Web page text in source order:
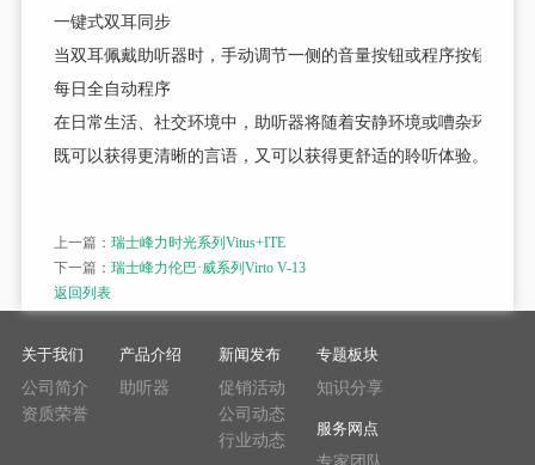
一键式双耳同步
当双耳佩戴助听器时，手动调节一侧的音量按钮或程序按钮，
每日全自动程序
在日常生活、社交环境中，助听器将随着安静环境或嘈杂环境
既可以获得更清晰的言语，又可以获得更舒适的聆听体验。
上一篇：瑞士峰力时光系列Vitus+ITE
下一篇：瑞士峰力伦巴·威系列Virto V-13
返回列表
关于我们
公司简介
资质荣誉
产品介绍
助听器
新闻发布
促销活动
公司动态
行业动态
专题板块
知识分享
服务网点